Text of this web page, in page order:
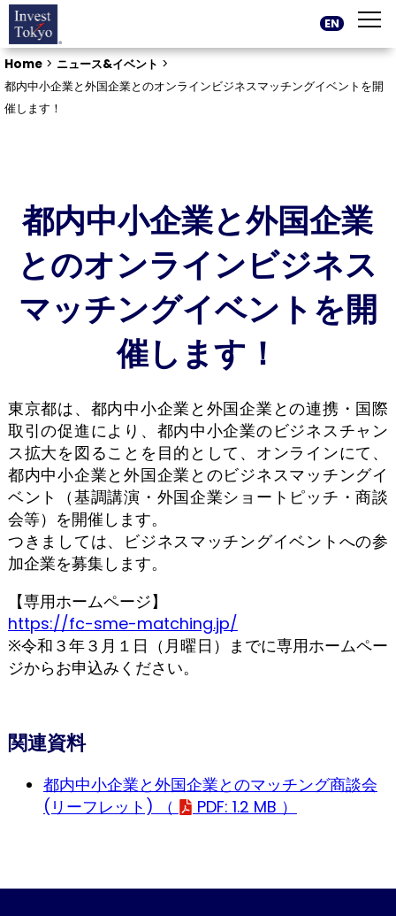
Home > ニュース&イベント >
都内中小企業と外国企業とのオンラインビジネスマッチングイベントを開
催します！
EN
都内中小企業と外国企業
とのオンラインビジネス
マッチングイベントを開
催します！
東京都は、都内中小企業と外国企業との連携・国際
取引の促進により、都内中小企業のビジネスチャン
ス拡大を図ることを目的として、オンラインにて、
都内中小企業と外国企業とのビジネスマッチングイ
ベント（基調講演・外国企業ショートピッチ・商談
会等）を開催します。
つきましては、ビジネスマッチングイベントへの参
加企業を募集します。
【専用ホームページ】
https://fc-sme-matching.jp/
※令和３年３月１日（月曜日）までに専用ホームペー
ジからお申込みください。
関連資料
都内中小企業と外国企業とのマッチング商談会
(リーフレット) （
PDF: 1.2 MB ）